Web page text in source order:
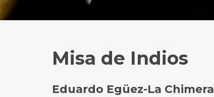
Misa de Indios
Eduardo Egüez-La Chimera